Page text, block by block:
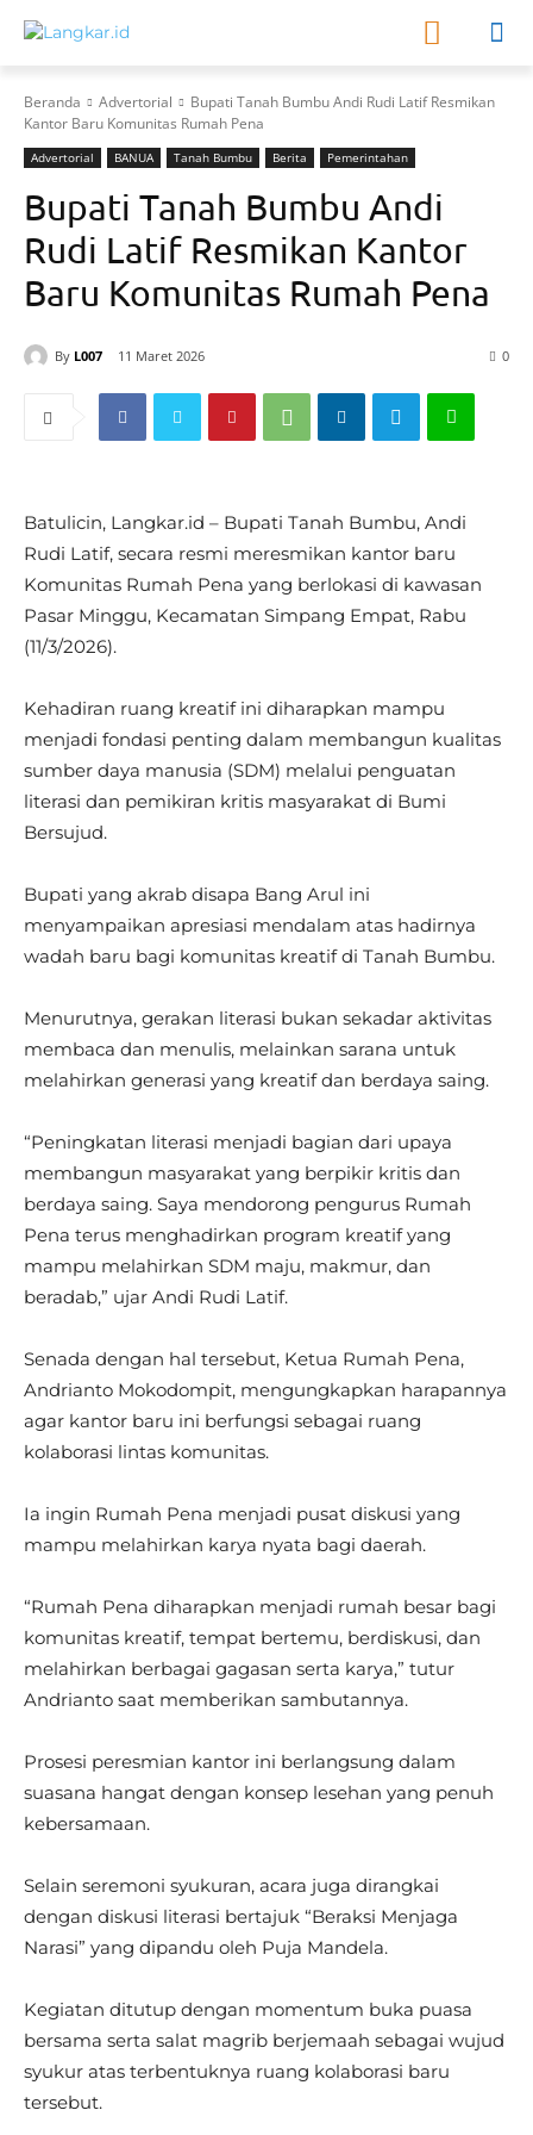
Beranda Advertorial
Bupati Tanah Bumbu Andi Rudi Latif Resmikan
Kantor Baru Komunitas Rumah Pena
Advertorial BANUA Tanah Bumbu Berita Pemerintahan
Bupati Tanah Bumbu Andi
Rudi Latif Resmikan Kantor
Baru Komunitas Rumah Pena
By L007 11 Maret 2026 0
Batulicin, Langkar.id – Bupati Tanah Bumbu, Andi
Rudi Latif, secara resmi meresmikan kantor baru
Komunitas Rumah Pena yang berlokasi di kawasan
Pasar Minggu, Kecamatan Simpang Empat, Rabu
(11/3/2026).
Kehadiran ruang kreatif ini diharapkan mampu
menjadi fondasi penting dalam membangun kualitas
sumber daya manusia (SDM) melalui penguatan
literasi dan pemikiran kritis masyarakat di Bumi
Bersujud.
Bupati yang akrab disapa Bang Arul ini
menyampaikan apresiasi mendalam atas hadirnya
wadah baru bagi komunitas kreatif di Tanah Bumbu.
Menurutnya, gerakan literasi bukan sekadar aktivitas
membaca dan menulis, melainkan sarana untuk
melahirkan generasi yang kreatif dan berdaya saing.
“Peningkatan literasi menjadi bagian dari upaya
membangun masyarakat yang berpikir kritis dan
berdaya saing. Saya mendorong pengurus Rumah
Pena terus menghadirkan program kreatif yang
mampu melahirkan SDM maju, makmur, dan
beradab,” ujar Andi Rudi Latif.
Senada dengan hal tersebut, Ketua Rumah Pena,
Andrianto Mokodompit, mengungkapkan harapannya
agar kantor baru ini berfungsi sebagai ruang
kolaborasi lintas komunitas.
Ia ingin Rumah Pena menjadi pusat diskusi yang
mampu melahirkan karya nyata bagi daerah.
“Rumah Pena diharapkan menjadi rumah besar bagi
komunitas kreatif, tempat bertemu, berdiskusi, dan
melahirkan berbagai gagasan serta karya,” tutur
Andrianto saat memberikan sambutannya.
Prosesi peresmian kantor ini berlangsung dalam
suasana hangat dengan konsep lesehan yang penuh
kebersamaan.
Selain seremoni syukuran, acara juga dirangkai
dengan diskusi literasi bertajuk “Beraksi Menjaga
Narasi” yang dipandu oleh Puja Mandela.
Kegiatan ditutup dengan momentum buka puasa
bersama serta salat magrib berjemaah sebagai wujud
syukur atas terbentuknya ruang kolaborasi baru
tersebut.